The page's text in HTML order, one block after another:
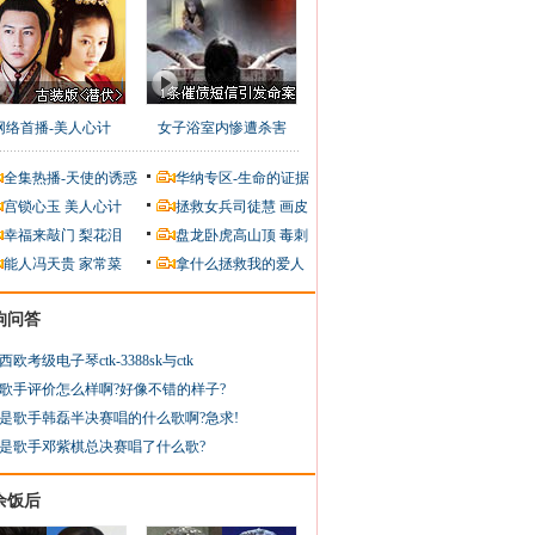
络首播-美人心计 女子浴室内惨遭杀害
全集热播-天使的诱惑
华纳专区-生命的证据
宫锁心玉 美人心计 拯救女兵司徒慧 画皮
幸福来敲门 梨花泪 盘龙卧虎高山顶 毒刺
能人冯天贵 家常菜 拿什么拯救我的爱人
问答
欧考级电子琴ctk-3388sk与ctk
手评价怎么样啊?好像不错的样子?
歌手韩磊半决赛唱的什么歌啊?急求!
歌手邓紫棋总决赛唱了什么歌?
饭后